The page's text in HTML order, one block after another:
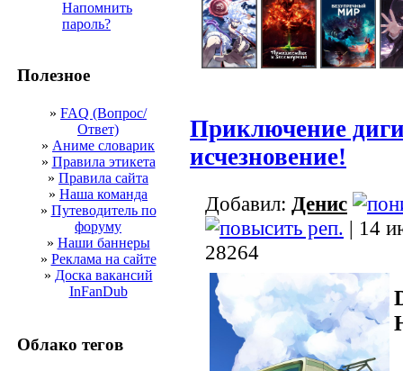
Напомнить
пароль?
Полезное
» FAQ (Вопрос/
Ответ)
» Аниме словарик
» Правила этикета
» Правила сайта
» Наша команда
» Путеводитель по
форуму
» Наши баннеры
» Реклама на сайте
» Доска вакансий
InFanDub
Облако тегов
Приключение
исчезновение!
Добавил: Денис
| 14
28264